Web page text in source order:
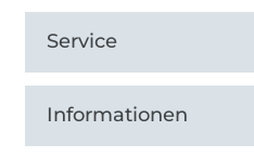
Service
Informationen